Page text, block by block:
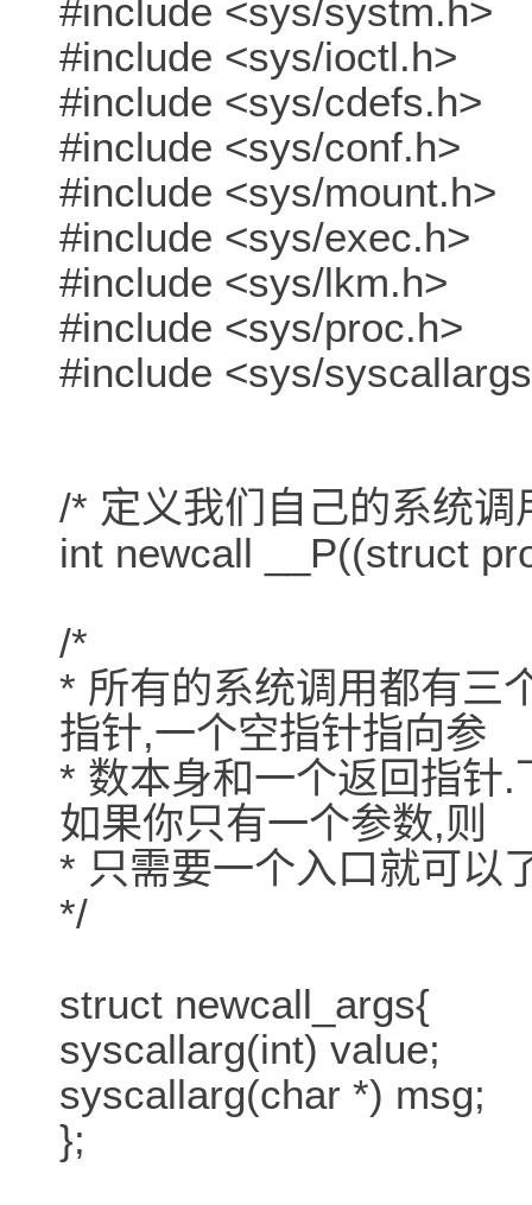
#include <sys/systm.h>
#include <sys/ioctl.h>
#include <sys/cdefs.h>
#include <sys/conf.h>
#include <sys/mount.h>
#include <sys/exec.h>
#include <sys/lkm.h>
#include <sys/proc.h>
#include <sys/
/* 定义我们自己的系统调
int newcall __P((struct
/*
* 所有的系统调用都有三
指针,一个空指针指向参
* 数本身和一个返回指针
如果你只有一个参数,则
* 只需要一个入口就可以
*/
struct newcall_args{
syscallarg(int) value;
syscallarg(char *) msg;
};